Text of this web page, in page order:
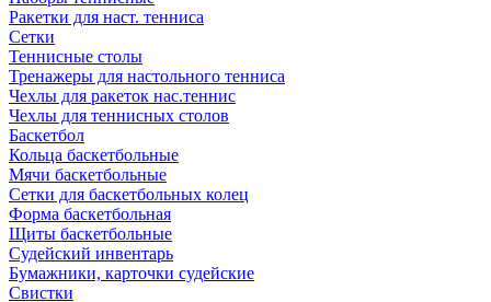
Ракетки для наст. тенниса
Сетки
Теннисные столы
Тренажеры для настольного тенниса
Чехлы для ракеток нас.теннис
Чехлы для теннисных столов
Баскетбол
Кольца баскетбольные
Мячи баскетбольные
Сетки для баскетбольных колец
Форма баскетбольная
Щиты баскетбольные
Судейский инвентарь
Бумажники, карточки судейские
Свистки